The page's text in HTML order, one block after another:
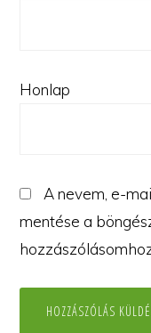
Honlap
A nevem, e-
mentése a